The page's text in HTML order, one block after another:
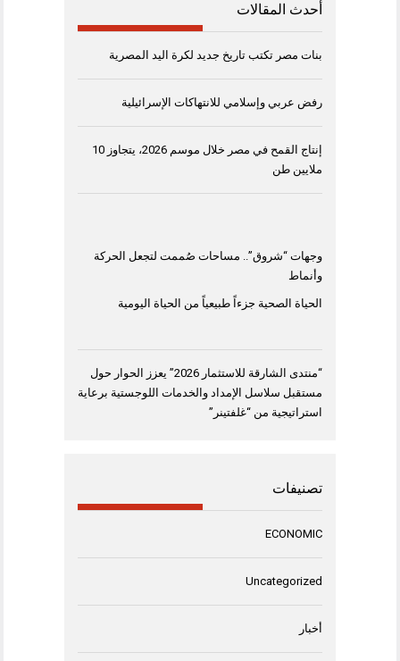
أحدث المقالات
بنات مصر تكتب تاريخ جديد لكرة اليد المصرية
رفض عربي وإسلامي للانتهاكات الإسرائيلية
إنتاج القمح في مصر خلال موسم 2026، يتجاوز 10
ملايين طن
وجهات “شروق”.. مساحات صُممت لتجعل الحركة
وأنماط
الحياة الصحية جزءاً طبيعياً من الحياة اليومية
“منتدى الشارقة للاستثمار 2026” يعزز الحوار حول
مستقبل سلاسل الإمداد والخدمات اللوجستية برعاية
استراتيجية من “غلفتينر”
تصنيفات
ECONOMIC
Uncategorized
أخبار